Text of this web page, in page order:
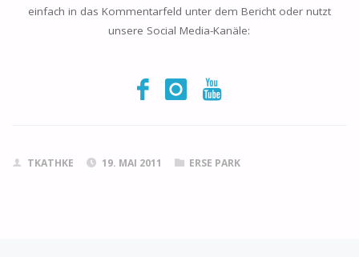
einfach in das Kommentarfeld unter dem Bericht oder nutzt
unsere Social Media-Kanäle:
TKATHKE 19. MAI 2011 ERSE PARK